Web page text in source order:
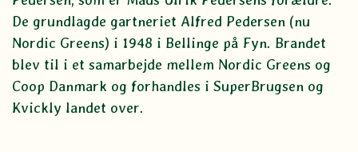
De grundlagde gartneriet Alfred Pedersen (nu
Nordic Greens) i 1948 i Bellinge på Fyn. Brandet
blev til i et samarbejde mellem Nordic Greens og
Coop Danmark og forhandles i SuperBrugsen og
Kvickly landet over.